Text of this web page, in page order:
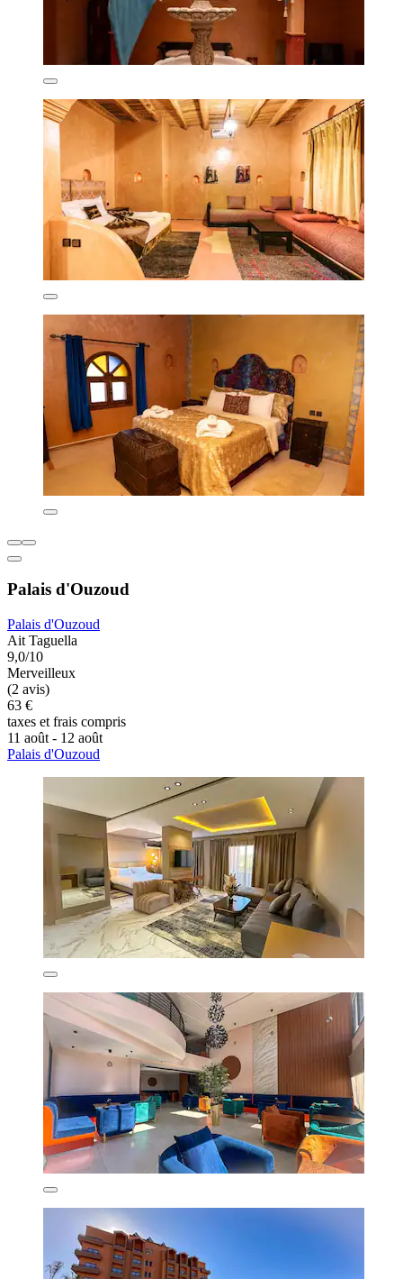
Palais d'Ouzoud
Palais d'Ouzoud
Ait Taguella
9,0/10
Merveilleux
(2 avis)
63 €
taxes et frais compris
11 août - 12 août
Palais d'Ouzoud